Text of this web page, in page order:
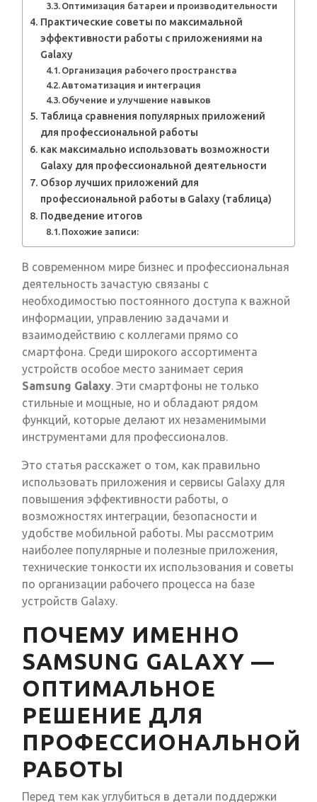
Оптимизация батареи и производительности
Практические советы по максимальной
эффективности работы с приложениями на
Galaxy
Организация рабочего пространства
Автоматизация и интеграция
Обучение и улучшение навыков
Таблица сравнения популярных приложений
для профессиональной работы
как максимально использовать возможности
Galaxy для профессиональной деятельности
Обзор лучших приложений для
профессиональной работы в Galaxy (таблица)
Подведение итогов
Похожие записи:
В современном мире бизнес и профессиональная
деятельность зачастую связаны с
необходимостью постоянного доступа к важной
информации, управлению задачами и
взаимодействию с коллегами прямо со
смартфона. Среди широкого ассортимента
устройств особое место занимает серия
Samsung Galaxy. Эти смартфоны не только
стильные и мощные, но и обладают рядом
функций, которые делают их незаменимыми
инструментами для профессионалов.
Это статья расскажет о том, как правильно
использовать приложения и сервисы Galaxy для
повышения эффективности работы, о
возможностях интеграции, безопасности и
удобстве мобильной работы. Мы рассмотрим
наиболее популярные и полезные приложения,
технические тонкости их использования и советы
по организации рабочего процесса на базе
устройств Galaxy.
ПОЧЕМУ ИМЕННО
SAMSUNG GALAXY —
ОПТИМАЛЬНОЕ
РЕШЕНИЕ ДЛЯ
ПРОФЕССИОНАЛЬНОЙ
РАБОТЫ
Перед тем как углубиться в детали поддержки